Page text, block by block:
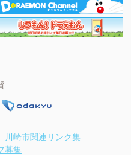
川崎市関連リンク集
募集